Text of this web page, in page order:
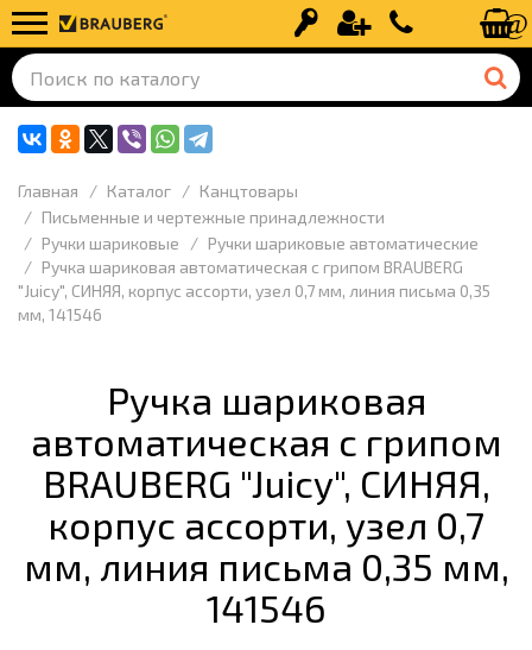
Вход Регистрация+7 (499) 110-
Главная Каталог
Канцтовары
Письменные и чертежные принадлежности
Ручки шариковые
Ручки шариковые автоматические
Ручка шариковая автоматическая с грипом BRAUBERG
"Juicy", СИНЯЯ, корпус ассорти, узел 0,7 мм, линия письма 0,35
мм, 141546
Ручка шариковая
автоматическая с грипом
BRAUBERG "Juicy", СИНЯЯ,
корпус ассорти, узел 0,7
мм, линия письма 0,35 мм,
141546